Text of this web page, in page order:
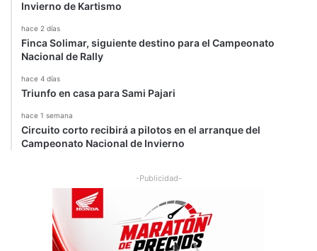
Invierno de Kartismo
hace 2 días
Finca Solimar, siguiente destino para el Campeonato
Nacional de Rally
hace 4 días
Triunfo en casa para Sami Pajari
hace 1 semana
Circuito corto recibirá a pilotos en el arranque del
Campeonato Nacional de Invierno
-Publicidad-